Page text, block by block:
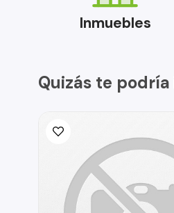
Inmuebles
Quizás te